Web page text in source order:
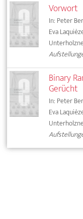
Vorwort
In: Peter
Eva
Binary
Gerücht
In: Peter
Eva